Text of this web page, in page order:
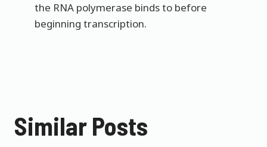
the RNA polymerase binds to before
beginning transcription.
Similar Posts